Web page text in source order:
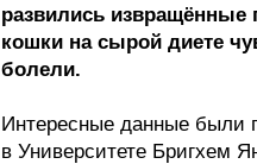
развились извращённые
кошки на сырой диете
болели.
Интересные данные были
в Университете Бригхем